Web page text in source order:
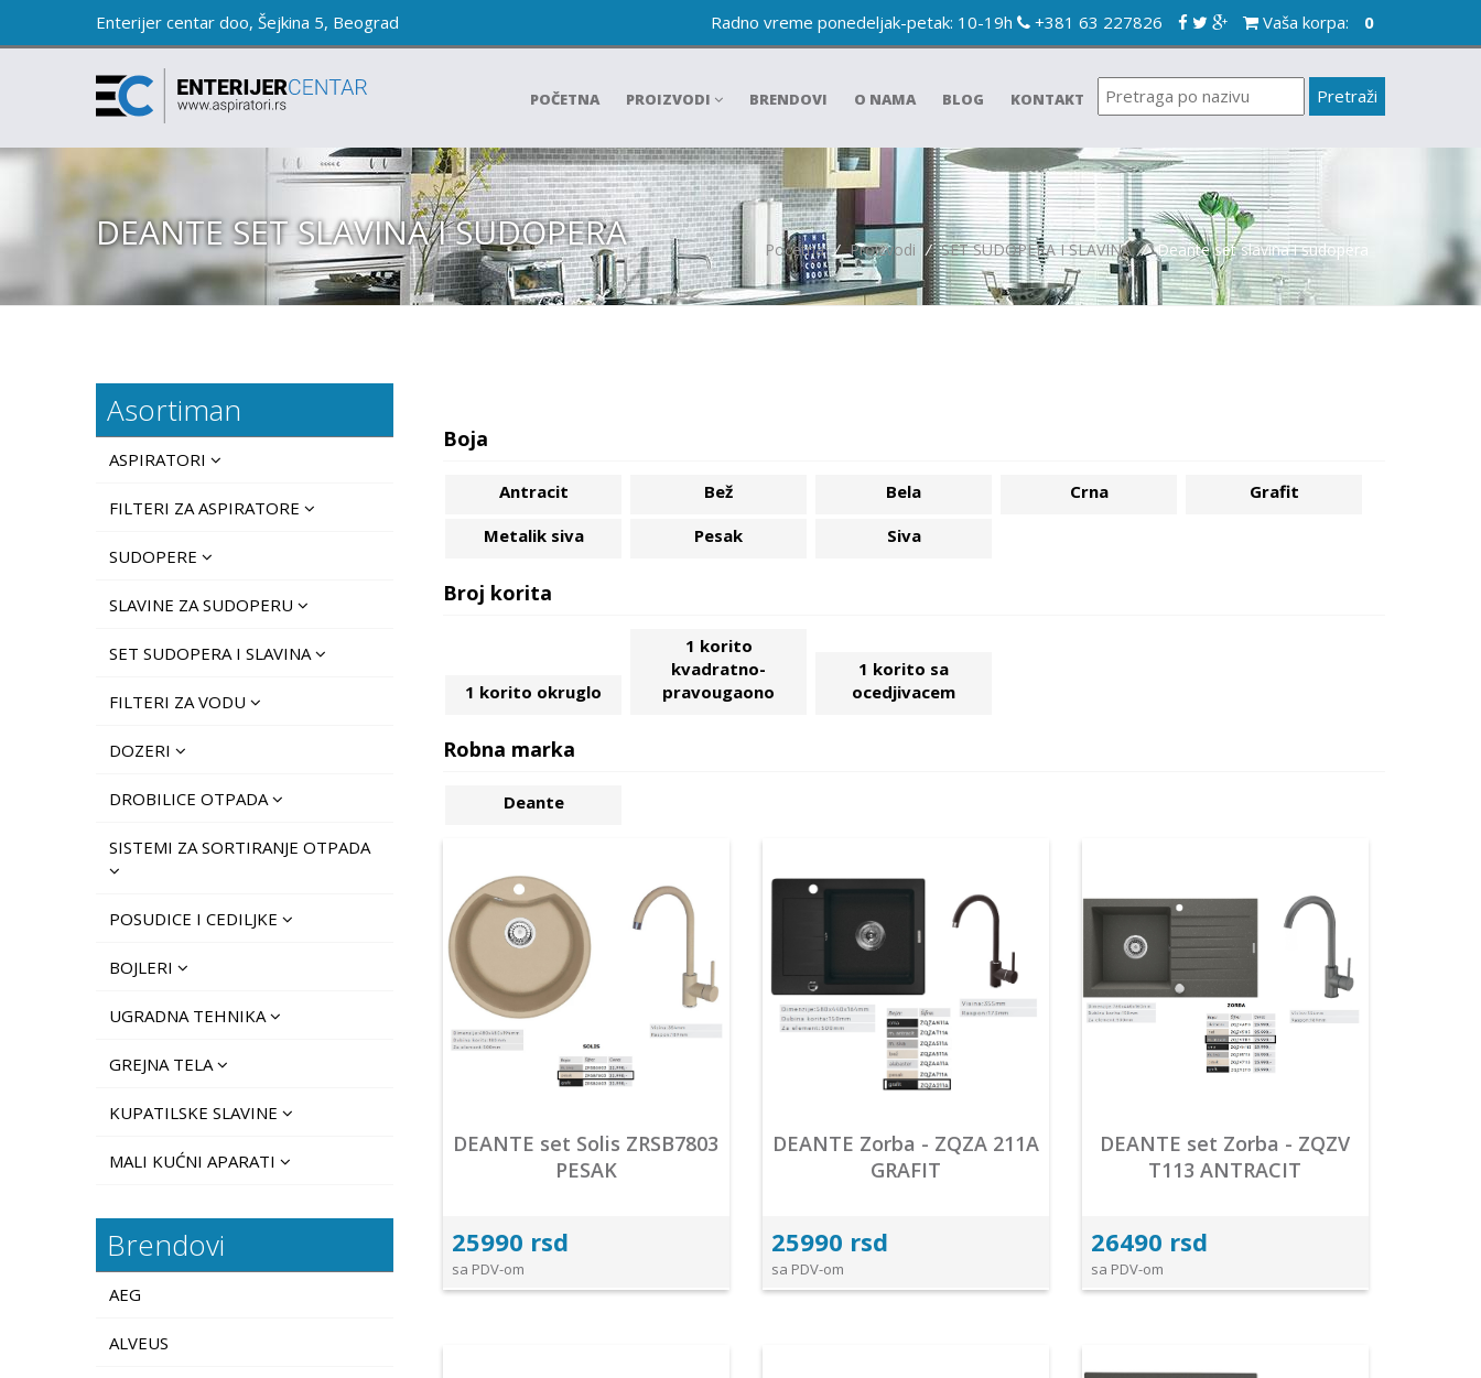
Enterijer centar doo, Šejkina 5, Beograd Radno vreme ponedeljak-petak: 10-19h +381 63 227826 Vaša korpa: 0
POČETNA PROIZVODI BRENDOVI O NAMA BLOG KONTAKT
DEANTE SET SLAVINA I SUDOPERA Početna / Proizvodi / SET SUDOPERA I SLAVINA / Deante set slavina i sudopera
Asortiman
ASPIRATORI
FILTERI ZA ASPIRATORE
SUDOPERE
SLAVINE ZA SUDOPERU
SET SUDOPERA I SLAVINA
FILTERI ZA VODU
DOZERI
DROBILICE OTPADA
SISTEMI ZA SORTIRANJE OTPADA
POSUDICE I CEDILJKE
BOJLERI
UGRADNA TEHNIKA
GREJNA TELA
KUPATILSKE SLAVINE
MALI KUĆNI APARATI
Brendovi
AEG
ALVEUS
Boja
Antracit Bež Bela Crna
Grafit
Metalik siva
Pesak Siva
Broj korita
1 korito okruglo
1 korito
kvadratno-
pravougaono
1 korito sa
ocedjivacem
Robna marka
Deante
DEANTE set Solis ZRSB7803
PESAK
25990 rsd
sa PDV-om
DEANTE Zorba - ZQZA 211A
GRAFIT
25990 rsd
sa PDV-om
DEANTE set Zorba - ZQZV
T113 ANTRACIT
26490 rsd
sa PDV-om